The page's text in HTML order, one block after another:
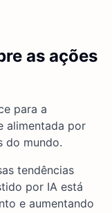
as ações
para a
alimentada por
do mundo.
tendências
por IA está
e aumentando